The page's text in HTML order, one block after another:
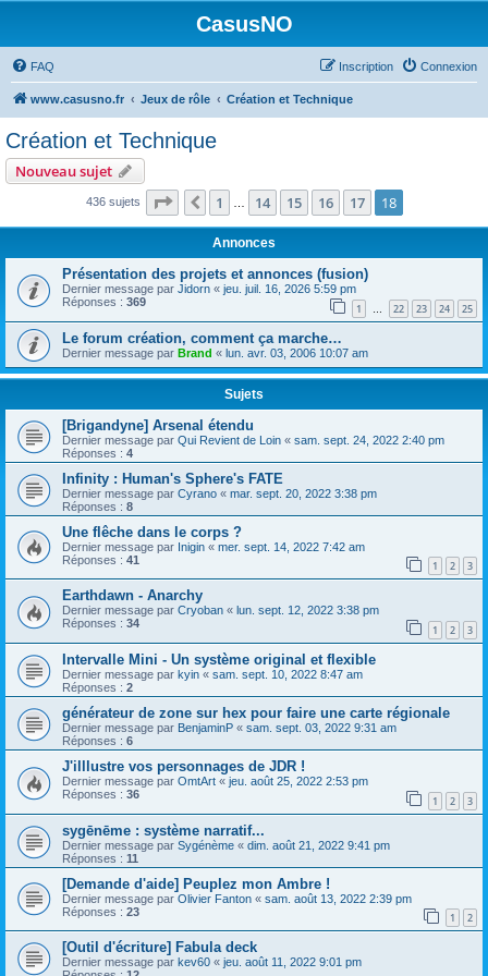
CasusNO
FAQ Connexion
Inscription
www.casusno.fr Jeux de rôle Création et Technique
Création et Technique
Nouveau sujet
436 sujets Page 18 sur 18
Précédent
1 14 15 16 17 18
Annonces
Présentation des projets et annonces (fusion)
Dernier message par Jidorn « jeu. juil. 16, 2026 5:59 pm
Réponses : 369 1 … 22 23 24 25
Le forum création, comment ça marche…
Dernier message par Brand « lun. avr. 03, 2006 10:07 am
Sujets
[Brigandyne] Arsenal étendu
Dernier message par Qui Revient de Loin « sam. sept. 24, 2022 2:40 pm
Réponses : 4
Infinity : Human's Sphere's FATE
Dernier message par Cyrano « mar. sept. 20, 2022 3:38 pm
Réponses : 8
Une flêche dans le corps ?
Dernier message par Inigin « mer. sept. 14, 2022 7:42 am
Réponses : 41 1 2 3
Earthdawn - Anarchy
Dernier message par Cryoban « lun. sept. 12, 2022 3:38 pm
Réponses : 34 1 2 3
Intervalle Mini - Un système original et flexible
Dernier message par kyin « sam. sept. 10, 2022 8:47 am
Réponses : 2
générateur de zone sur hex pour faire une carte régionale
Dernier message par BenjaminP « sam. sept. 03, 2022 9:31 am
Réponses : 6
J'illlustre vos personnages de JDR !
Dernier message par OmtArt « jeu. août 25, 2022 2:53 pm
Réponses : 36 1 2 3
sygēnēme : système narratif...
Dernier message par Sygénème « dim. août 21, 2022 9:41 pm
Réponses : 11
[Demande d'aide] Peuplez mon Ambre !
Dernier message par Olivier Fanton « sam. août 13, 2022 2:39 pm
Réponses : 23 1 2
[Outil d'écriture] Fabula deck
Dernier message par kev60 « jeu. août 11, 2022 9:01 pm